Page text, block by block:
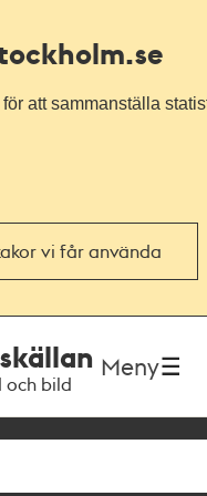
att sammanställa
vi får använda
och bild
Meny